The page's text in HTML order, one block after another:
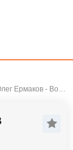
- Возвращение в Кандагар